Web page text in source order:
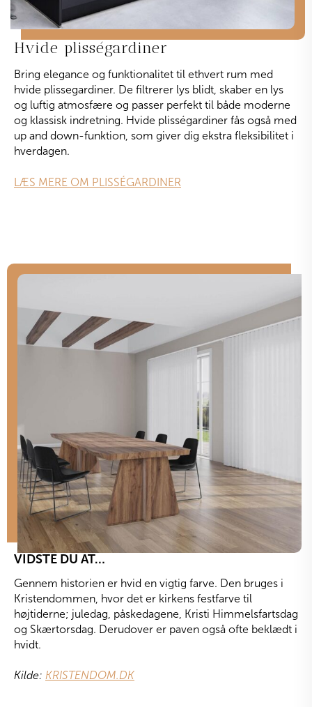
Hvide plisségardiner
Bring elegance og funktionalitet til ethvert rum med
hvide plissegardiner. De filtrerer lys blidt, skaber en lys
og luftig atmosfære og passer perfekt til både moderne
og klassisk indretning. Hvide plisségardiner fås også med
up and down-funktion, som giver dig ekstra fleksibilitet i
hverdagen.
LÆS MERE OM PLISSÉGARDINER
VIDSTE DU AT…
Gennem historien er hvid en vigtig farve. Den bruges i
Kristendommen, hvor det er kirkens festfarve til
højtiderne; juledag, påskedagene, Kristi Himmelsfartsdag
og Skærtorsdag. Derudover er paven også ofte beklædt i
hvidt.
Kilde: KRISTENDOM.DK